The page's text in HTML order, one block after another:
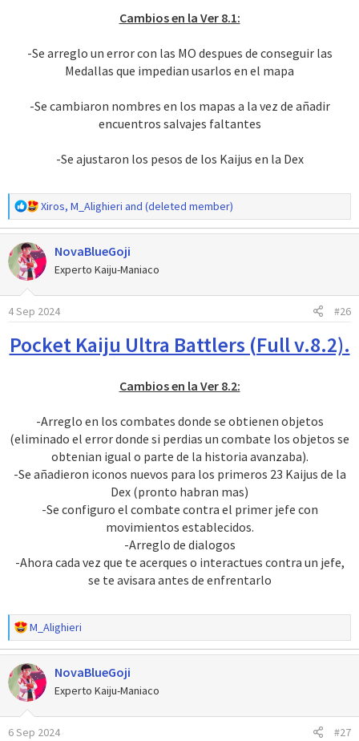
Cambios en la Ver 8.1:
-Se arreglo un error con las MO despues de conseguir las
Medallas que impedian usarlos en el mapa
-Se cambiaron nombres en los mapas a la vez de añadir
encuentros salvajes faltantes
-Se ajustaron los pesos de los Kaijus en la Dex
R
e
a
c
c
o
n
s
:
Xiros, M_Alighieri and (deleted member)
NovaBlueGoji
Experto Kaiju-Maniaco
4 Sep 2024 #26
Pocket Kaiju Ultra Battlers (Full v.8.2).
Cambios en la Ver 8.2:
-Arreglo en los combates donde se obtienen objetos
(eliminado el error donde si perdias un combate los objetos se
obtenian igual o parte de la historia avanzaba).
-Se añadieron iconos nuevos para los primeros 23 Kaijus de la
Dex (pronto habran mas)
-Se configuro el combate contra el primer jefe con
movimientos establecidos.
-Arreglo de dialogos
-Ahora cada vez que te acerques o interactues contra un jefe,
se te avisara antes de enfrentarlo
R
e
a
c
c
i
o
n
M_Alighieri
NovaBlueGoji
Experto Kaiju-Maniaco
6 Sep 2024 #27